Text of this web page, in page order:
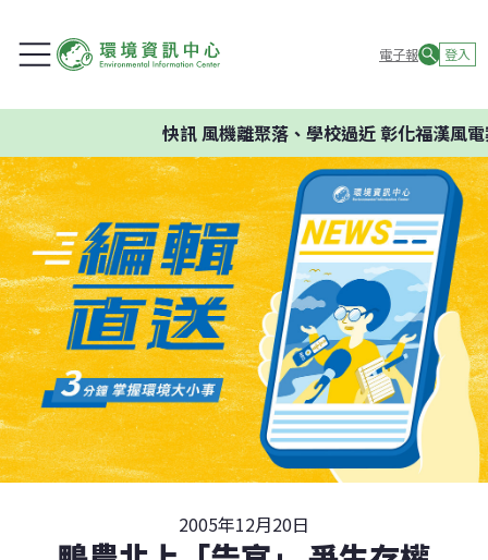
電子報 登入
快訊風機離聚落、學校過近 彰化福漢風電
2005年12月20日